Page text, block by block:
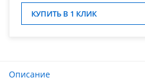
КУПИТЬ В 1 КЛИК
Описание